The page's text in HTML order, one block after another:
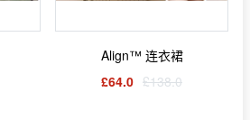
Align™ 连衣裙
£64.0 £138.0